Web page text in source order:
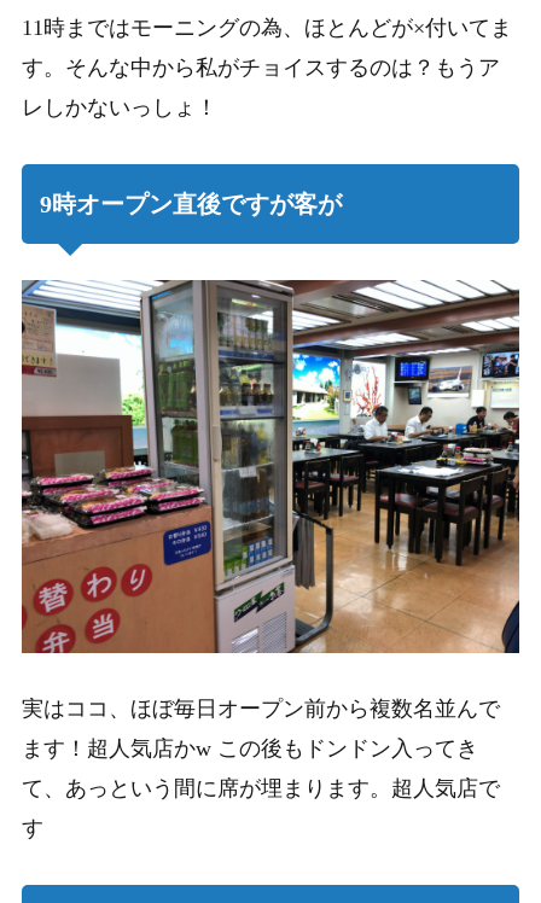
11時まではモーニングの為、ほとんどが×付いてま
す。そんな中から私がチョイスするのは？もうア
レしかないっしょ！
9時オープン直後ですが客が
実はココ、ほぼ毎日オープン前から複数名並んで
ます！超人気店かw この後もドンドン入ってき
て、あっという間に席が埋まります。超人気店で
す